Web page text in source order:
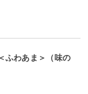
ふわあま＞（味の